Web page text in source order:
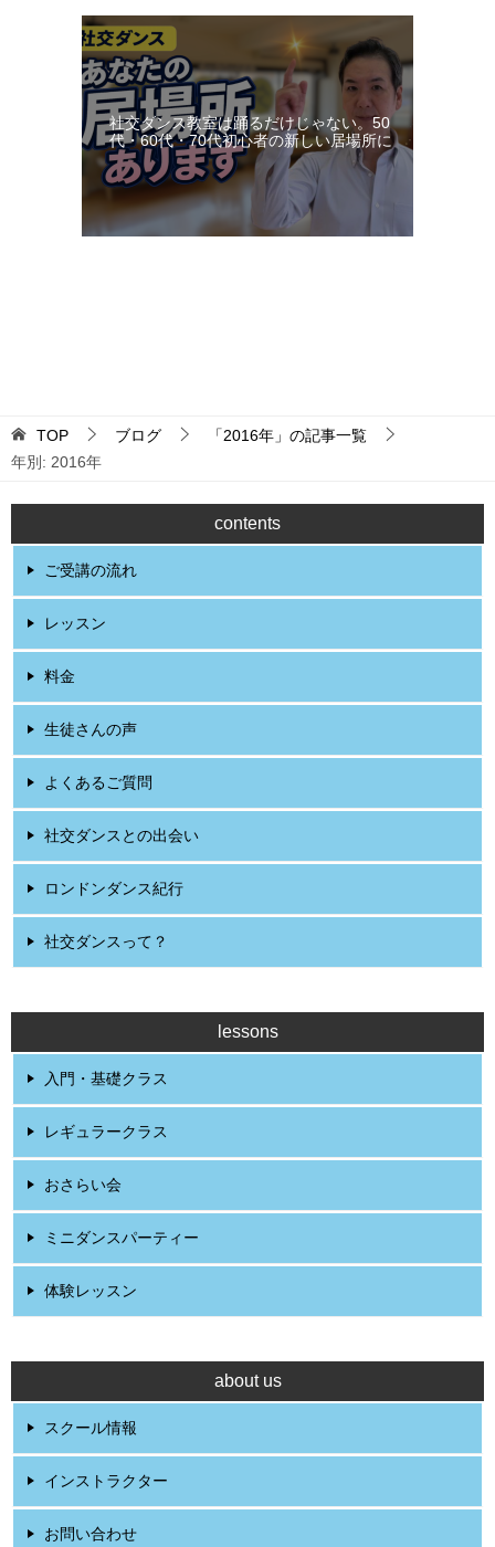
社交ダンス教室は踊るだけじゃない。50
代・60代・70代初心者の新しい居場所に
TOP ブログ
「2016年」の記事一覧
年別: 2016年
contents
ご受講の流れ
レッスン
料金
生徒さんの声
よくあるご質問
社交ダンスとの出会い
ロンドンダンス紀行
社交ダンスって？
lessons
入門・基礎クラス
レギュラークラス
おさらい会
ミニダンスパーティー
体験レッスン
about us
スクール情報
インストラクター
お問い合わせ